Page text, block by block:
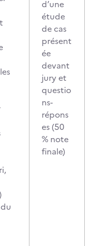
d’une
étude
de cas
présent
ée
devant
jury et
questio
ns-
répons
es (50
% note
finale)